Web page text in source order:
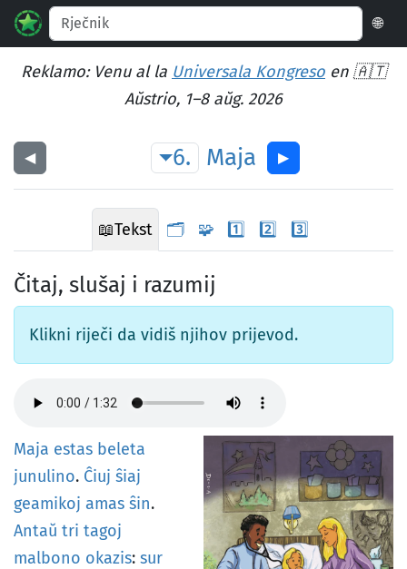
🌐
Reklamo: Venu al la Universala Kongreso en 🇦🇹
Aŭstrio, 1–8 aŭg. 2026
◀︎ 6. Maja ▶︎
📖Tekst 🗂️ 🧩 1️⃣ 2️⃣ 3️⃣
Čitaj, slušaj i razumij
Klikni riječi da vidiš njihov prijevod.
Maja estas beleta
junulino. Ĉiuj ŝiaj
geamikoj amas ŝin.
Antaŭ tri tagoj
malbono okazis: sur